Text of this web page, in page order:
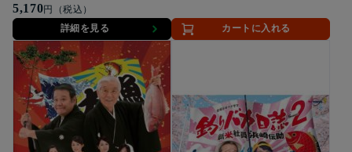
5,170円（税込）
詳細を見る
カートに入れる